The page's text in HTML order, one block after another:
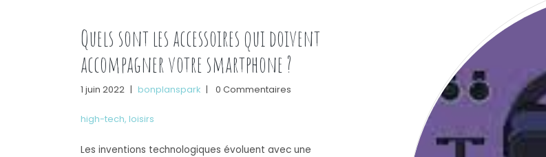
Quels sont les accessoires qui doivent
accompagner votre smartphone ?
1 juin 2022 | bonplanspark | 0 Commentaires
high-tech, loisirs
Les inventions technologiques évoluent avec une